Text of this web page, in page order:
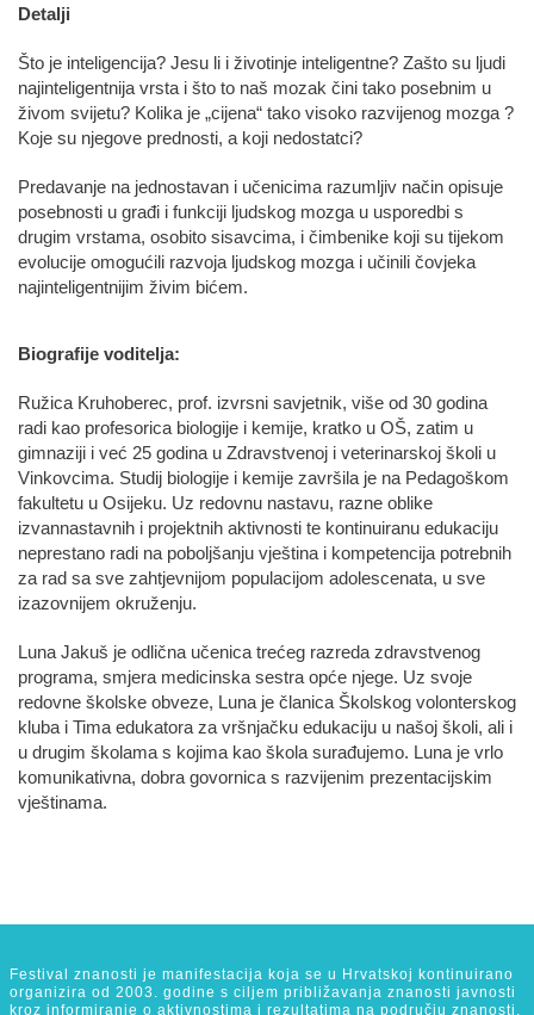
Detalji
Što je inteligencija? Jesu li i životinje inteligentne? Zašto su ljudi
najinteligentnija vrsta i što to naš mozak čini tako posebnim u
živom svijetu? Kolika je „cijena“ tako visoko razvijenog mozga ?
Koje su njegove prednosti, a koji nedostatci?
Predavanje na jednostavan i učenicima razumljiv način opisuje
posebnosti u građi i funkciji ljudskog mozga u usporedbi s
drugim vrstama, osobito sisavcima, i čimbenike koji su tijekom
evolucije omogućili razvoja ljudskog mozga i učinili čovjeka
najinteligentnijim živim bićem.
Biografije voditelja:
Ružica Kruhoberec, prof. izvrsni savjetnik, više od 30 godina
radi kao profesorica biologije i kemije, kratko u OŠ, zatim u
gimnaziji i već 25 godina u Zdravstvenoj i veterinarskoj školi u
Vinkovcima. Studij biologije i kemije završila je na Pedagoškom
fakultetu u Osijeku. Uz redovnu nastavu, razne oblike
izvannastavnih i projektnih aktivnosti te kontinuiranu edukaciju
neprestano radi na poboljšanju vještina i kompetencija potrebnih
za rad sa sve zahtjevnijom populacijom adolescenata, u sve
izazovnijem okruženju.
Luna Jakuš je odlična učenica trećeg razreda zdravstvenog
programa, smjera medicinska sestra opće njege. Uz svoje
redovne školske obveze, Luna je članica Školskog volonterskog
kluba i Tima edukatora za vršnjačku edukaciju u našoj školi, ali i
u drugim školama s kojima kao škola surađujemo. Luna je vrlo
komunikativna, dobra govornica s razvijenim prezentacijskim
vještinama.
Festival znanosti je manifestacija koja se u Hrvatskoj kontinuirano
organizira od 2003. godine s ciljem približavanja znanosti javnosti
kroz informiranje o aktivnostima i rezultatima na području znanosti,